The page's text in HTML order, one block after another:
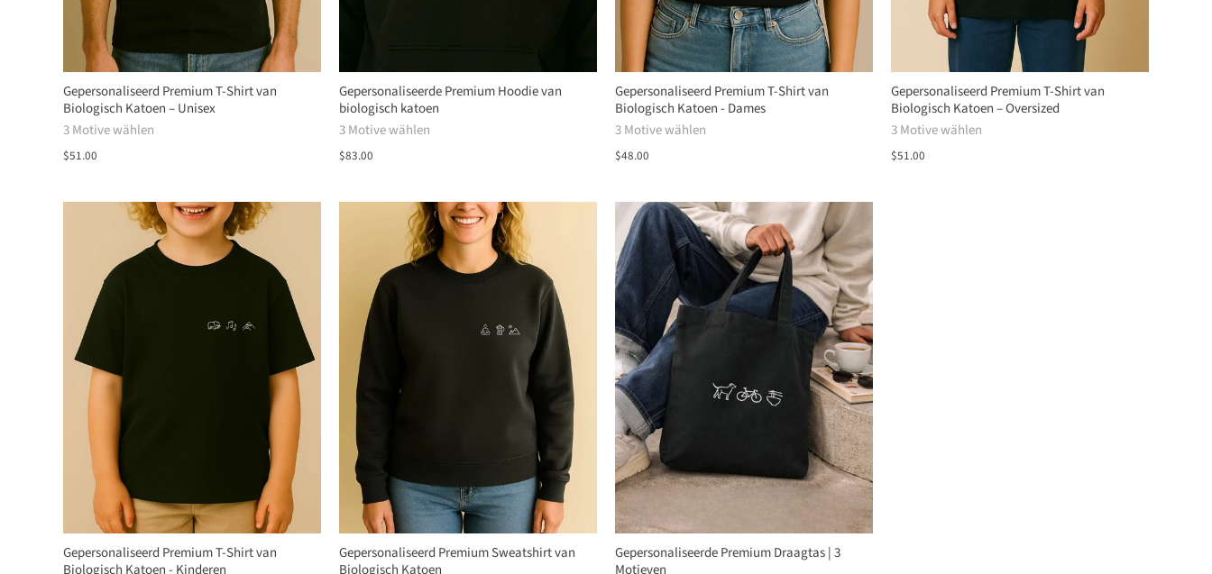
Gepersonaliseerd Premium T-Shirt van
Biologisch Katoen – Unisex
3 Motive wählen
$51.00
Gepersonaliseerde Premium Hoodie van
biologisch katoen
3 Motive wählen
$83.00
Gepersonaliseerd Premium T-Shirt van
Biologisch Katoen - Dames
3 Motive wählen
$48.00
Gepersonaliseerd Premium T-Shirt van
Biologisch Katoen – Oversized
3 Motive wählen
$51.00
Gepersonaliseerd Premium T-Shirt van
Biologisch Katoen - Kinderen
Gepersonaliseerd Premium Sweatshirt van
Biologisch Katoen
Gepersonaliseerde Premium Draagtas | 3
Motieven